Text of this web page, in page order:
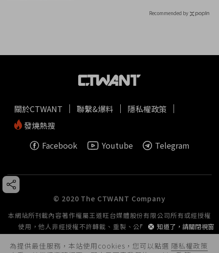
Recommended by
為提供最佳服務，本站使用cookies，您可以點選 隱私權政策
知道了，請關閉視窗
關於CTWANT 聯繫&爆料
隱私權政策
發燒熱搜
Facebook
Youtube Telegram
© 2020 The CTWANT Company
本網站所刊載內容著作權屬王道旺台媒體股份有限公司所有或經授權
使用，他人非經授權不許轉載、重製、公開播送或公開傳輸。